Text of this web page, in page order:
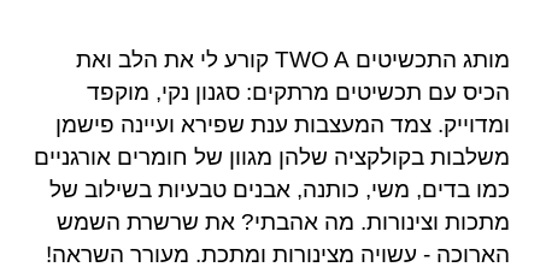
מותג התכשיטים TWO A קורע לי את הלב ואת
הכיס עם תכשיטים מרתקים: סגנון נקי, מוקפד
ומדוייק. צמד המעצבות ענת שפירא ועיינה פישמן
משלבות בקולקציה שלהן מגוון של חומרים אורגניים
כמו בדים, משי, כותנה, אבנים טבעיות בשילוב של
מתכות וצינורות. מה אהבתי? את שרשרת השמש
הארוכה - עשויה מצינורות ומתכת. מעורר השראה!